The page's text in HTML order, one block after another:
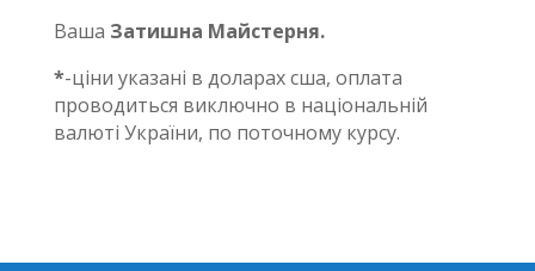
Ваша Затишна Майстерня.
*-ціни указані в доларах сша, оплата
проводиться виключно в національній
валюті України, по поточному курсу.